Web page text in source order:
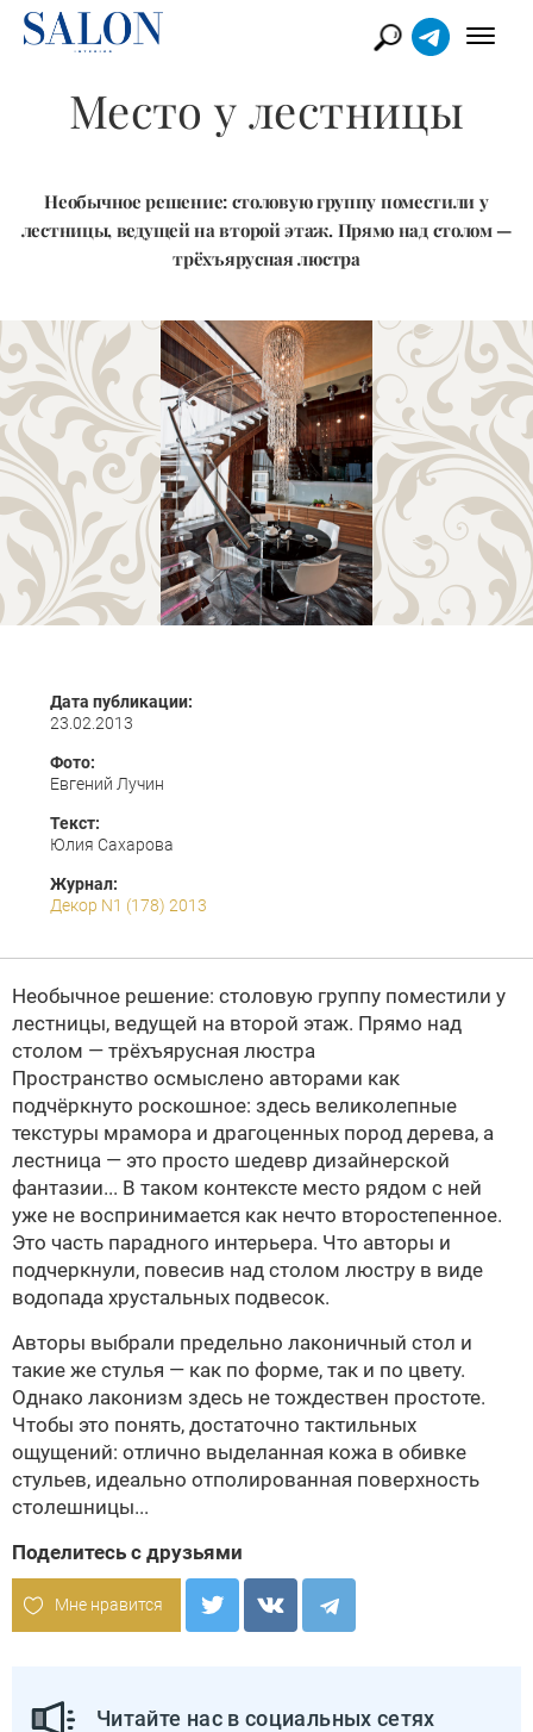
Место у лестницы
Необычное решение: столовую группу поместили у
лестницы, ведущей на второй этаж. Прямо над столом —
трёхъярусная люстра
Дата публикации:
23.02.2013
Фото:
Евгений Лучин
Текст:
Юлия Сахарова
Журнал:
Декор N1 (178) 2013
Необычное решение: столовую группу поместили у
лестницы, ведущей на второй этаж. Прямо над
столом — трёхъярусная люстра
Пространство осмыслено авторами как
подчёркнуто роскошное: здесь великолепные
текстуры мрамора и драгоценных пород дерева, а
лестница — это просто шедевр дизайнерской
фантазии... В таком контексте место рядом с ней
уже не воспринимается как нечто второстепенное.
Это часть парадного интерьера. Что авторы и
подчеркнули, повесив над столом люстру в виде
водопада хрустальных подвесок.
Авторы выбрали предельно лаконичный стол и
такие же стулья — как по форме, так и по цвету.
Однако лаконизм здесь не тождествен простоте.
Чтобы это понять, достаточно тактильных
ощущений: отлично выделанная кожа в обивке
стульев, идеально отполированная поверхность
столешницы...
Поделитесь с друзьями
Мне нравится
Читайте нас в социальных сетях